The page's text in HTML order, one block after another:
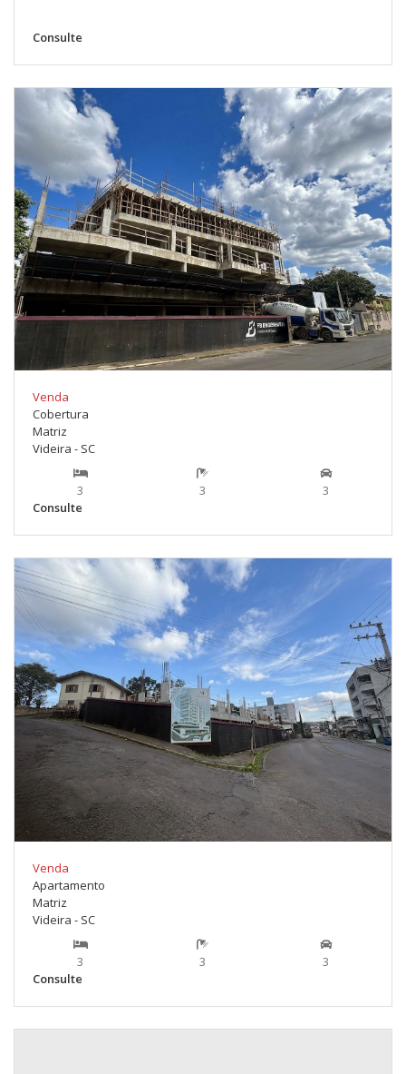
Consulte
Venda
Cobertura
Matriz
Videira - SC
3 3
3
Consulte
Venda
Apartamento
Matriz
Videira - SC
3 3
3
Consulte